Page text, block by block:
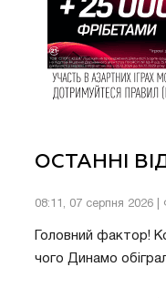
ОСТАННІ
08:11, 07 серпня 2026
Головний фактор!
чого Динамо